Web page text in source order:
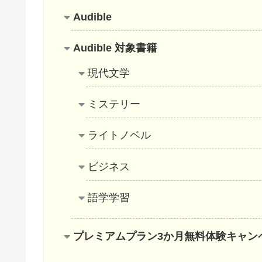
Audible
Audible 対象書籍
現代文学
ミステリー
ライトノベル
ビジネス
語学学習
プレミアムプラン3か月無料体験キャン